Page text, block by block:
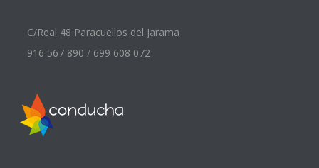
C/Real 48 Paracuellos del Jarama
916 567 890 / 699 608 072